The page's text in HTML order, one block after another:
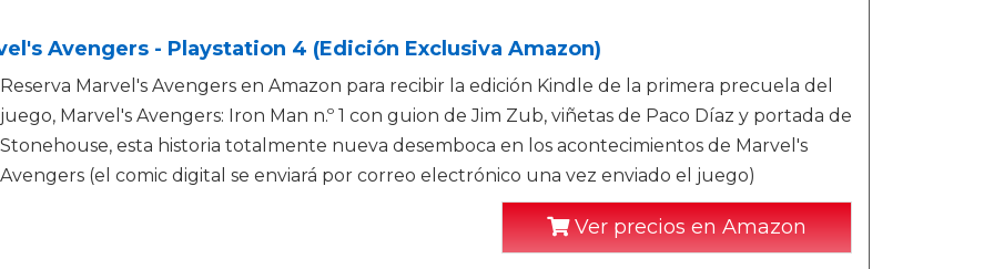
Avengers - Playstation 4 (Edición Exclusiva Amazon)
Reserva Marvel's Avengers en Amazon para recibir la edición Kindle de la primera precuela del
juego, Marvel's Avengers: Iron Man n.º 1 con guion de Jim Zub, viñetas de Paco Díaz y portada de
Stonehouse, esta historia totalmente nueva desemboca en los acontecimientos de Marvel's
Avengers (el comic digital se enviará por correo electrónico una vez enviado el juego)
Ver precios en Amazon